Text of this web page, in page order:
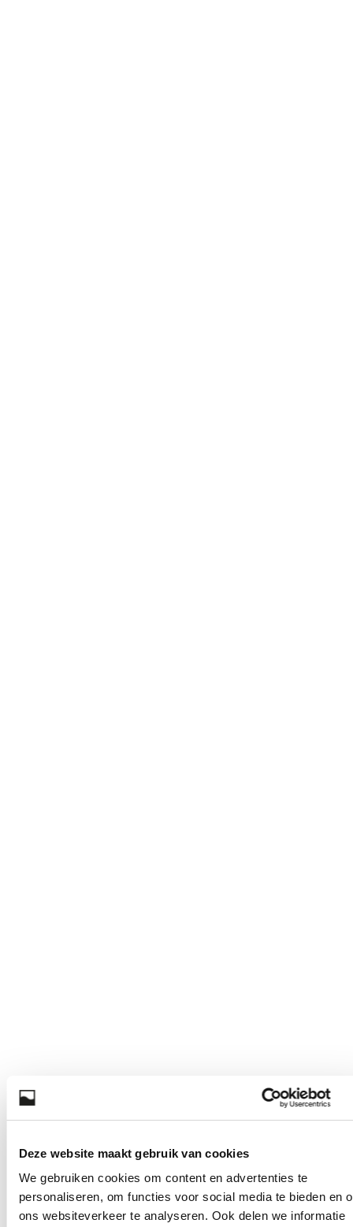
Deze website maakt gebruik van cookies
We gebruiken cookies om content en advertenties te
personaliseren, om functies voor social media te bieden en
ons websiteverkeer te analyseren. Ook delen we informatie